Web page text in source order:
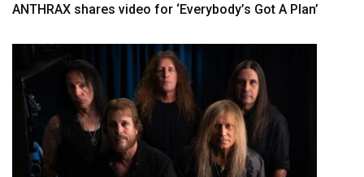
ANTHRAX shares video for ‘Everybody’s Got A Plan’